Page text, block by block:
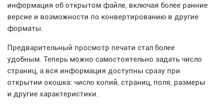
информация об открытом файле, включая более ранние
версие и возможности по конвертированию в другие
форматы.
Предварительный просмотр печати стал более
удобным. Теперь можно самостоятельно задать число
страниц, а вся информация доступны сразу при
открытии окошка: число копий, страниц, поля, размеры
и другие характеристики.